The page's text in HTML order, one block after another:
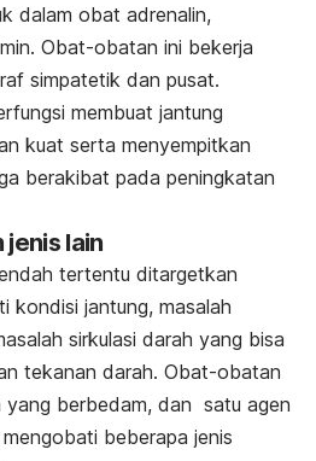
dalam obat adrenalin,
Obat-obatan ini bekerja
simpatetik dan pusat.
membuat jantung
kuat serta menyempitkan
berakibat pada peningkatan
jenis lain
tertentu ditargetkan
kondisi jantung, masalah
sirkulasi darah yang bisa
tekanan darah. Obat-obatan
yang berbedam, dan satu agen
beberapa jenis